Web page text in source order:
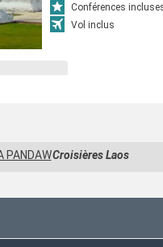
Conférences
Vol inclus
PANDAWCroisières Laos